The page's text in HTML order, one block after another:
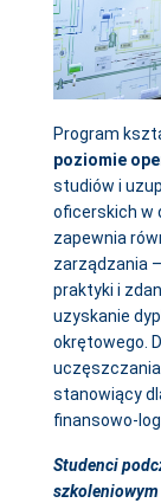
Program
poziomie
studiów i
oficerskich w
zapewnia
zarządzania
praktyki i
uzyskanie
okrętowego.
uczęszczania
stanowiący
finansowo-
Studenci